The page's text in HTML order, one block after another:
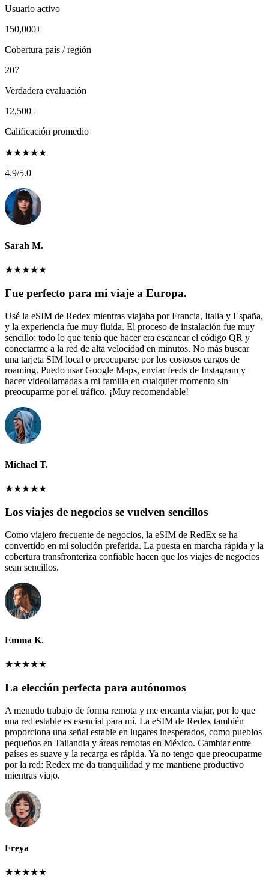
Usuario activo
150,000+
Cobertura país / región
207
Verdadera evaluación
12,500+
Calificación promedio
★★★★★
4.9/5.0
Sarah M.
★★★★★
Fue perfecto para mi viaje a Europa.
Usé la eSIM de Redex mientras viajaba por Francia, Italia y España,
y la experiencia fue muy fluida. El proceso de instalación fue muy
sencillo: todo lo que tenía que hacer era escanear el código QR y
conectarme a la red de alta velocidad en minutos. No más buscar
una tarjeta SIM local o preocuparse por los costosos cargos de
roaming. Puedo usar Google Maps, enviar feeds de Instagram y
hacer videollamadas a mi familia en cualquier momento sin
preocuparme por el tráfico. ¡Muy recomendable!
Michael T.
★★★★★
Los viajes de negocios se vuelven sencillos
Como viajero frecuente de negocios, la eSIM de RedEx se ha
convertido en mi solución preferida. La puesta en marcha rápida y la
cobertura transfronteriza confiable hacen que los viajes de negocios
sean sencillos.
Emma K.
★★★★★
La elección perfecta para autónomos
A menudo trabajo de forma remota y me encanta viajar, por lo que
una red estable es esencial para mí. La eSIM de Redex también
proporciona una señal estable en lugares inesperados, como pueblos
pequeños en Tailandia y áreas remotas en México. Cambiar entre
países es suave y la recarga es rápida. Ya no tengo que preocuparme
por la red: Redex me da tranquilidad y me mantiene productivo
mientras viajo.
Freya
★★★★★